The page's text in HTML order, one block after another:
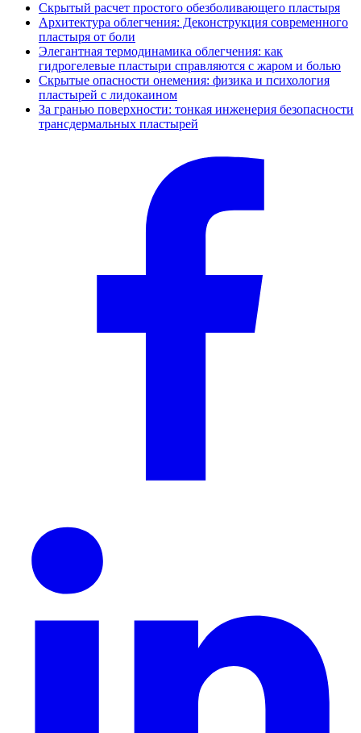
Скрытый расчет простого обезболивающего пластыря
Архитектура облегчения: Деконструкция современного
пластыря от боли
Элегантная термодинамика облегчения: как
гидрогелевые пластыри справляются с жаром и болью
Скрытые опасности онемения: физика и психология
пластырей с лидокаином
За гранью поверхности: тонкая инженерия безопасности
трансдермальных пластырей